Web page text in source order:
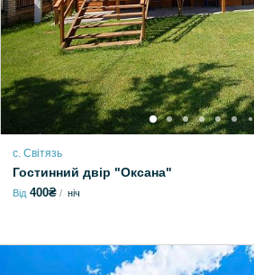
с. Світязь
Гостинний двір "Оксана"
Від 400₴ ніч